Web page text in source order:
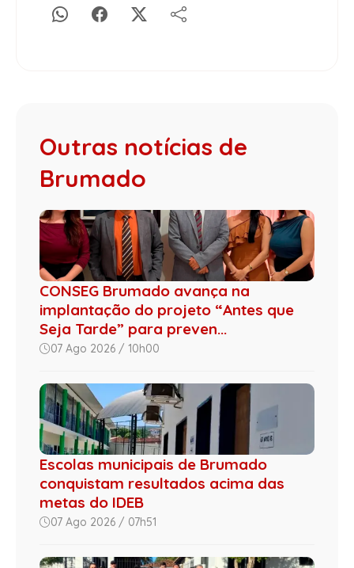
Outras notícias de
Brumado
CONSEG Brumado avança na
implantação do projeto “Antes que
Seja Tarde” para preven...
07 Ago 2026 / 10h00
Escolas municipais de Brumado
conquistam resultados acima das
metas do IDEB
07 Ago 2026 / 07h51